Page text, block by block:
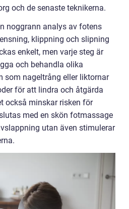
och de senaste teknikerna.
noggrann analys av fotens
klippning och slipning
enkelt, men varje steg är
och behandla olika
som nageltrång eller liktornar
för att lindra och åtgärda
också minskar risken för
med en skön fotmassage
utan även stimulerar